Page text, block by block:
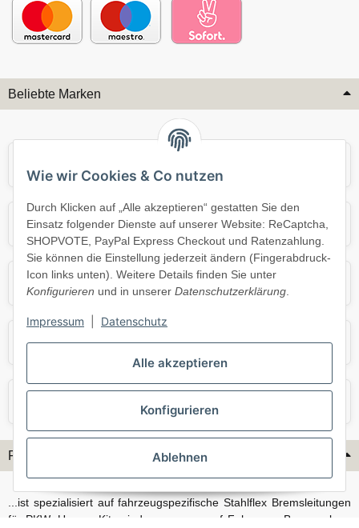
Alle akzeptieren
Konfigurieren
Ablehnen
Wie wir Cookies & Co nutzen
Durch Klicken auf „Alle akzeptieren“ gestatten Sie den
Einsatz folgender Dienste auf unserer Website: ReCaptcha,
SHOPVOTE, PayPal Express Checkout und Ratenzahlung.
Sie können die Einstellung jederzeit ändern (Fingerabdruck-
Icon links unten). Weitere Details finden Sie unter
Konfigurieren und in unserer Datenschutzerklärung.
Impressum Datenschutz
Beliebte Marken
Mercedes Mini
Opel Porsche
Skoda Smart
Flex-Hydraulik...
...ist spezialisiert auf fahrzeugspezifische Stahlflex Bremsleitungen
für PKW. Unsere Kits sind passgenau auf Fahrzeug, Bremsanlage